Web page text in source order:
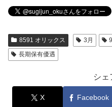
8591 オリックス 3月
長期保有優遇
シェ
X Facebook